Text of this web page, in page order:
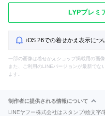
LYPプレミ
iOS 26での着せかえ表示につ
一部の画像は着せかえショップ掲載用の画
また、ご利用のLINEバージョンが最新でな
ます。
制作者に提供される情報について
LINEヤフー株式会社はスタンプ/絵文字